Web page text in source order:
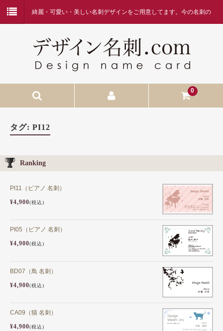
綺麗・可愛い・美しい名刺デザインをご用意してます。今の名刺の
デザインに何か物足りなさを感じている方、デザイン名刺.comを是
0
HOME
名刺作成の流れ
お問合せ
タグ: PI12
Ranking
PI11（ピアノ 名刺）
¥4,900(税込)
PI05（ピアノ 名刺）
¥4,900(税込)
BD07（鳥 名刺）
¥4,900(税込)
CA09（猫 名刺）
¥4,900(税込)